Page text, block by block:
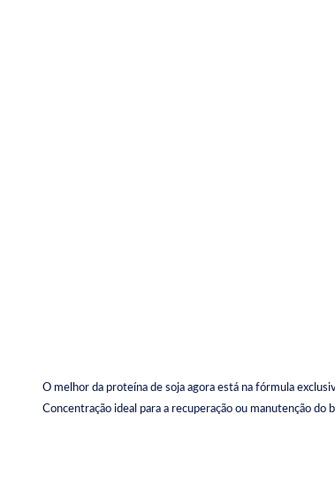
O melhor da proteína de soja agora está na fórmula
Concentração ideal para a recuperação ou manutenção